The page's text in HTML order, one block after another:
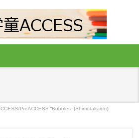
PreACCESS “Bubbles” (Shimotakaido)